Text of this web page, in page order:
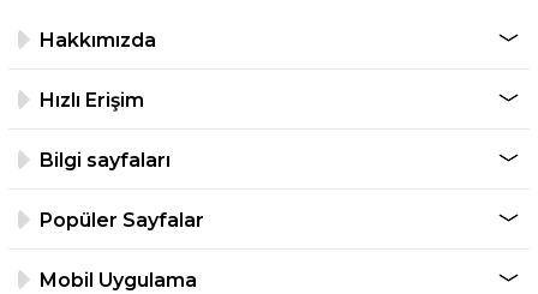
Hakkımızda
Hızlı Erişim
Bilgi sayfaları
Popüler Sayfalar
Mobil Uygulama